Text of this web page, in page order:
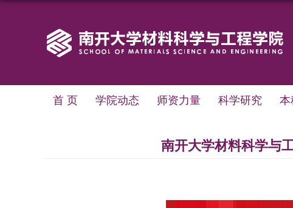
首 页 学院动态 师资力量 科学研究 本
南开大学材料科学与